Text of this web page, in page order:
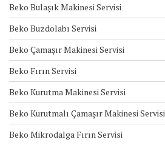
Beko Bulaşık Makinesi Servisi
Beko Buzdolabı Servisi
Beko Çamaşır Makinesi Servisi
Beko Fırın Servisi
Beko Kurutma Makinesi Servisi
Beko Kurutmalı Çamaşır Makinesi Servisi
Beko Mikrodalga Fırın Servisi